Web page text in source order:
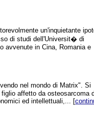
un'inquietante
di studi dell'Universit� di
avvenute in Cina, Romania e
nel mondo di Matrix". Si
affetto da osteosarcoma
ed intellettuali,... [